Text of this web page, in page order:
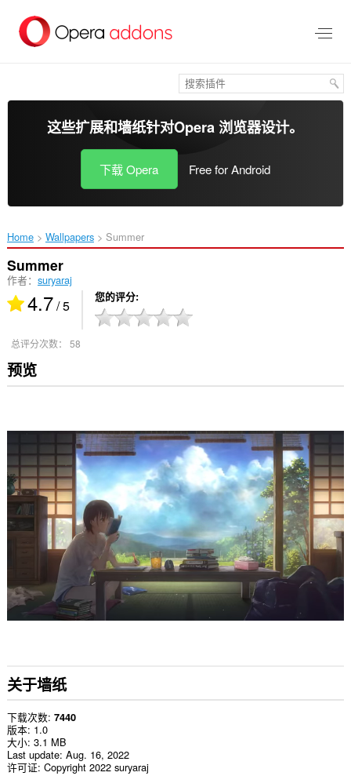
这些扩展和墙纸针对Opera 浏览器设计。
下载 Opera Free for Android
Home Wallpapers Summer‎
Summer
作者： suryaraj
4.7/ 5 您的评分
总评分次数： 58
预览
关于墙纸
下载次数 7440
版本 1.0
大小 3.1 MB
Last update Aug. 16, 2022
许可证 Copyright 2022 suryaraj